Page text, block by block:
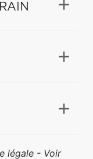
légale - Voir